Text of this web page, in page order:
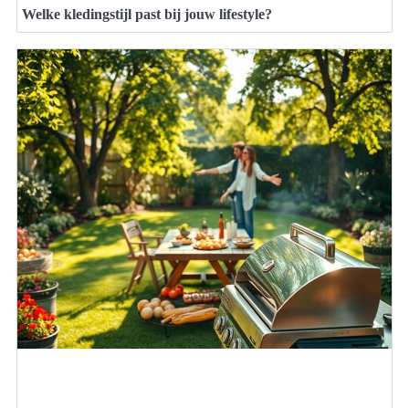
Welke kledingstijl past bij jouw lifestyle?